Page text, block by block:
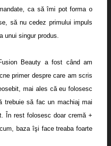
ca să îmi pot forma o
să nu cedez primului impuls
unui singur produs.
Beauty a fost când am
primer despre care am scris
mai ales că eu folosesc
trebuie să fac un machiaj mai
În rest folosesc doar cremă +
baza îşi face treaba foarte